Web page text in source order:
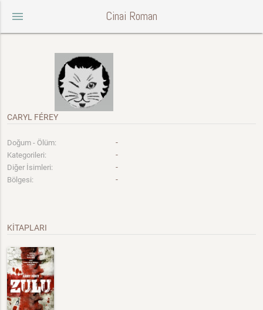
menu Cinai Roman
CARYL FÉREY
Doğum - Ölüm: -
Kategorileri: -
Diğer İsimleri: -
Bölgesi: -
KİTAPLARI